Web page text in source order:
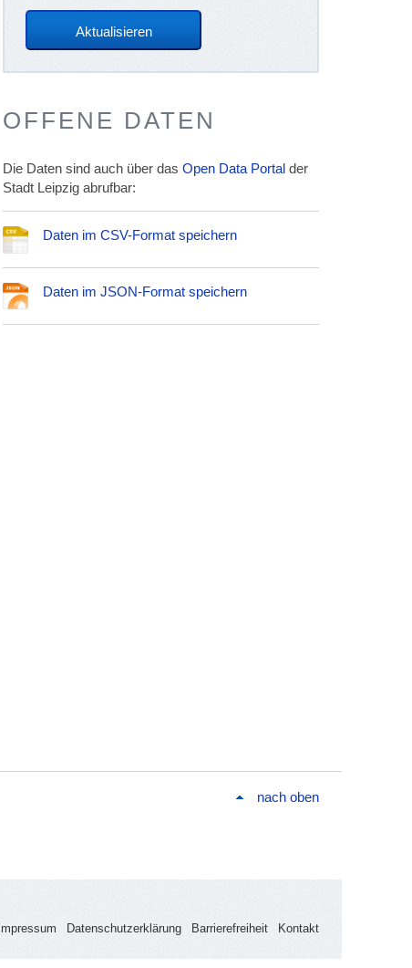
OFFENE DATEN
Die Daten sind auch über dasOpen Data Portal der
Stadt Leipzig abrufbar:
Daten im CSV-Format speichern
Daten im JSON-Format speichern
nach oben
Datenschutzerklärung Barrierefreiheit Kontakt